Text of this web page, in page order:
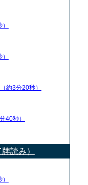
（約3分20秒）
40秒）
読み）